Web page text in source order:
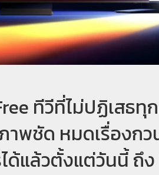
ทีวีที่ไม่ปฏิเสธทุ
พชัด หมดเรื่องกว
ด้แล้วตั้งแต่วันนี้ ถึง